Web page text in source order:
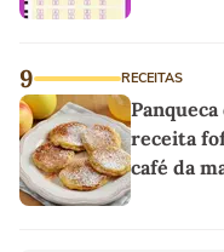
9 RECEITAS
receita
café da